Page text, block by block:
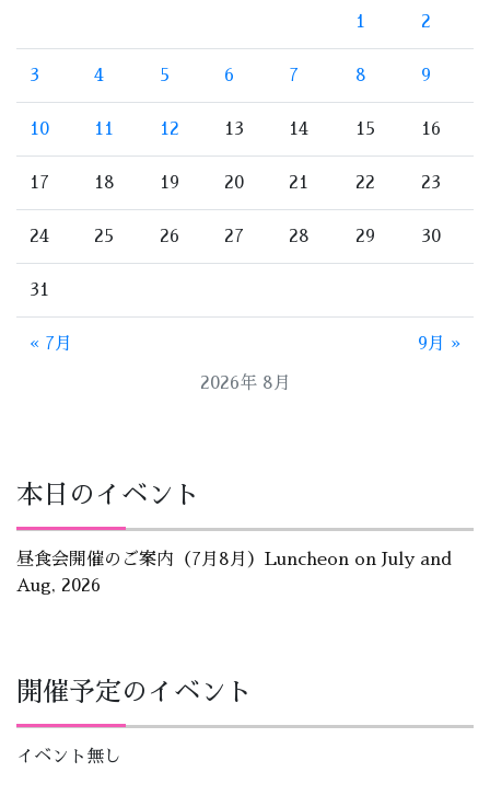
2026年 8月
1 2
3 4 5 6 7 8 9
10 11 12 13 14 15 16
17 18 19 20 21 22 23
24 25 26 27 28 29 30
31
« 7月 9月 »
本日のイベント
昼食会開催のご案内（7月8月）Luncheon on July and
Aug, 2026
開催予定のイベント
イベント無し